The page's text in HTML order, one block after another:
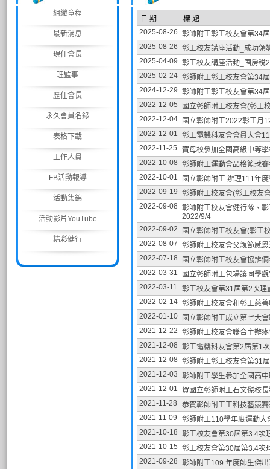
組織章程
最新消息
現任會長
理監事
歷任會長
永久會員名錄
表格下載
工作人員
FB活動報導
活動集錦
活動影片YouTube
精彩健行
日 期
標 題
2025-08-26 彰師附工彰工校友會第34
2025-08-26 彰工校友講座活動_成功領
2025-04-09 彰工校友講座活動_囤房稅
2025-02-24 彰師附工彰工校友會第34
2024-12-29 彰師附工彰工校友會第34
2022-12-05
國立彰師附工校友會(彰工
2022-12-04 國立彰師附工2022彰工月
2022-12-01 彰工電機科友會會員大會
2022-11-25
賀母校參加全國高級中等
2022-10-08 彰師附工運動會品格籃球
2022-10-01
國立彰師附工 辦理111年
2022-09-19 彰師附工校友會(彰工校友
2022-09-08 彰師附工校友會健行隊、
2022/9/4
2022-09-02
國立彰師附工校友會(彰工
2022-08-07 彰師附工校友會父親節感
2022-07-18
國立彰師附工校友會協辨
2022-03-31
國立彰師附工包場讓同學
2022-03-11
彰工校友會第31屆第2次
2022-02-14 彰師附工校友會和彰工慈
2022-01-10
國立彰師附工成立第七大
2021-12-22 彰師附工校友會聯合主辦
2021-12-08 彰工電機科友會第2屆第1
2021-12-08 彰師附工彰工校友會第31
2021-12-03 彰師附工學生參加全國高
2021-12-01 賀國立彰師附工石文傑校
2021-11-28
恭賀彰師附工工科技藝競
2021-11-09
彰師附工110學年度運動大
2021-10-18 彰工校友會第30屆第3.4次
2021-10-15 彰工校友會第30屆第3.4次
2021-09-28 彰師附工109 年度師生傑